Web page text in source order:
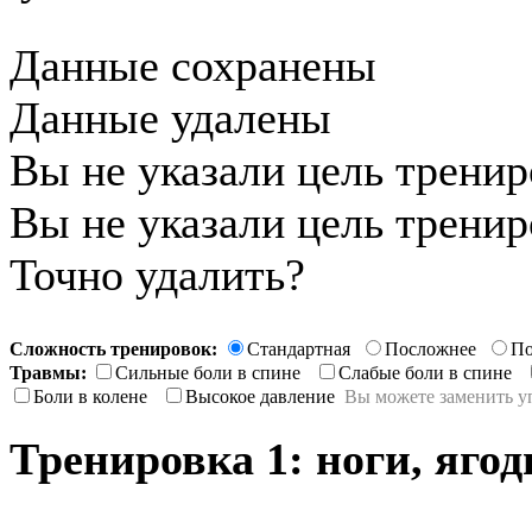
Данные сохранены
Данные удалены
Вы не указали цель
Вы не указали цель
Точно удалить?
Сложность тренировок: Стандартная Посложнее
Травмы:
Сильные боли в спине
Слабые боли в спине
Боли в колене
Высокое давление Вы можете заменить
Тренировка 1: ноги,